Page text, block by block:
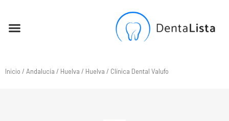
Inicio / Andalucía / Huelva / Huelva / Clínica Dental Valufo